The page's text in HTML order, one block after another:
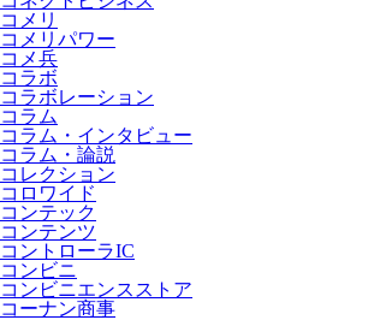
コメリ
コメリパワー
コメ兵
コラボ
コラボレーション
コラム
コラム・インタビュー
コラム・論説
コレクション
コロワイド
コンテック
コンテンツ
コントローラIC
コンビニ
コンビニエンスストア
コーナン商事